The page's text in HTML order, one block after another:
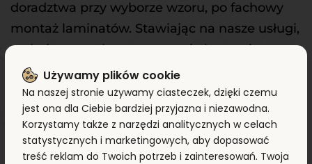
doradztwa przy wyborze wzoru, po fachowy
montaż laminatów. Stawiając na nasze usługi,
zyskujesz trwałe, estetyczne i ekonomiczne
rozwiązania, które odmienią każdą przestrzeń.
Skontaktuj się z nami, by stworzyć wnętrze,
które robi wrażenie!
Używamy plików cookie
Na naszej stronie używamy ciasteczek, dzięki czemu
jest ona dla Ciebie bardziej przyjazna i niezawodna.
Korzystamy także z narzędzi analitycznych w celach
statystycznych i marketingowych, aby dopasować
treść reklam do Twoich potrzeb i zainteresowań. Twoja